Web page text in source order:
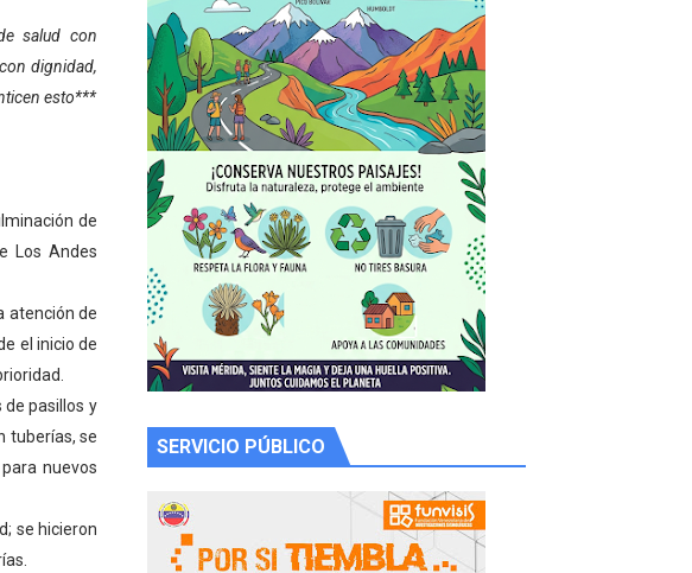
Inés
Materna
y productores
salud con
dignidad,
esto***
de
Los Andes
atención de
el inicio de
pasillos y
tuberías, se
nuevos
se hicieron
SERVICIO PÚBLICO